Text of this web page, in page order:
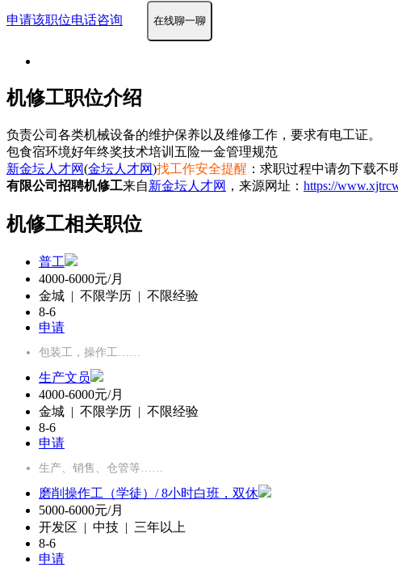
申请该职位电话咨询 在线聊一聊
机修工职位介绍
负责公司各类机械设备的维护保养以及维修工作，要求有电工证。
包食宿环境好年终奖技术培训 五险一金管理规范
新金坛人才网(金坛人才网)找工作安全提醒 ：求职过程中请勿下载
有限公司招聘机修工来自新金坛人才网 ，来源网址： https://
机修工相关职位
普工
4000-6000元/月
金城 | 不限学历 | 不限经验
8-6
申请
包装工，操作工……
生产文员
4000-6000元/月
金城 | 不限学历 | 不限经验
8-6
申请
生产、销售、仓管等……
磨削操作工（学徒）/ 8小时白班，双休
5000-6000元/月
开发区 | 中技 | 三年以上
8-6
申请